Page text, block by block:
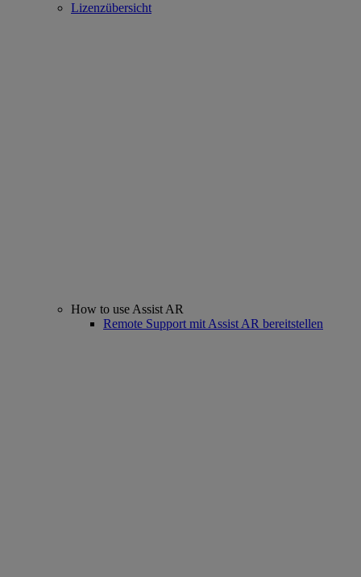
Lizenzübersicht
How to use Assist AR
Remote Support mit Assist AR bereitstellen